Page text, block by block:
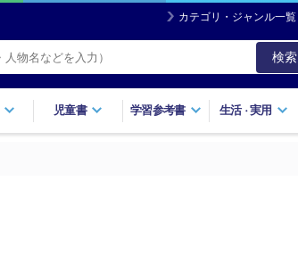
カテゴリ・ジャンル一覧
検索
児童書 学習参考書 生活・実用